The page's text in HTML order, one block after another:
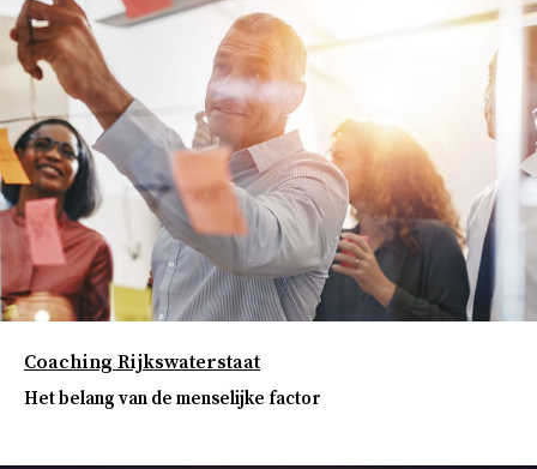
Coaching Rijkswaterstaat
Het belang van de menselijke factor